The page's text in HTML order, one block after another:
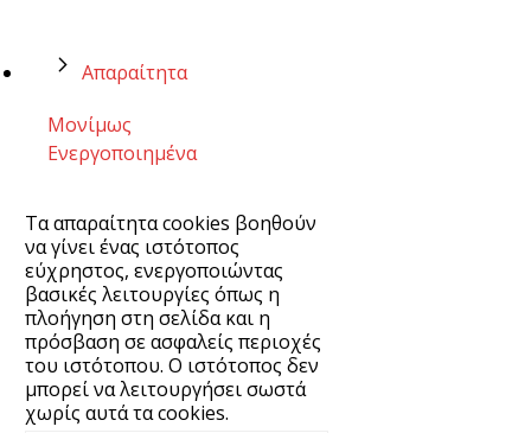
Απαραίτητα
Μονίμως
Ενεργοποιημένα
Τα απαραίτητα cookies βοηθούν
να γίνει ένας ιστότοπος
εύχρηστος, ενεργοποιώντας
βασικές λειτουργίες όπως η
πλοήγηση στη σελίδα και η
πρόσβαση σε ασφαλείς περιοχές
του ιστότοπου. Ο ιστότοπος δεν
μπορεί να λειτουργήσει σωστά
χωρίς αυτά τα cookies.